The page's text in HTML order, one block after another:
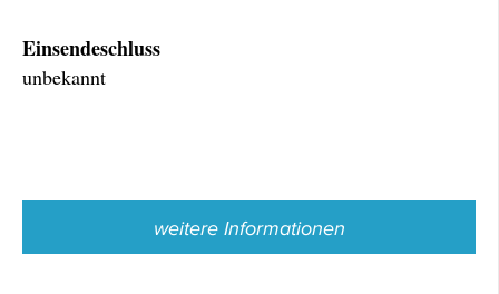
Einsendeschluss
unbekannt
weitere Informationen